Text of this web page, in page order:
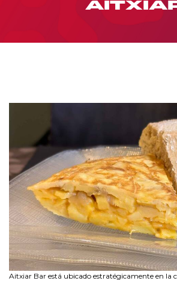
Aitxiar Bar está ubicado estratégicamente en la